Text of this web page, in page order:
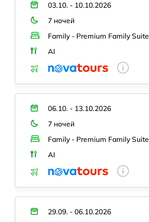
03.10. - 10.10.2026
7 ночей
Family - Premium Family Suite
AI
06.10. - 13.10.2026
7 ночей
Family - Premium Family Suite
AI
29.09. - 06.10.2026